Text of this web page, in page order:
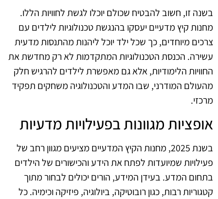
בשנה זו, חשוב להבטיח שכולם יוכלו לגשת לחוויות הללו.
מחנות קיץ מדעיים יעסקו בהנגשת טכנולוגיות לילדים עם
צרכים מיוחדים, כך שכל ילד יוכל ליהנות מהתנסות מדעית
עשירה. הכנסת הטכנולוגיות המתקדמות לא רק מחדשת את
החוויות הלימודיות, אלא גם מאפשרת לילדים להרגיש חלק
מהעולם המודרני, שבו המדע והטכנולוגיה משחקים תפקיד
מרכזי.
אופציות מגוונות בפעילויות מדעיות
בשנת 2025, מחנות הקיץ המדעיים מציעים מגוון רחב של
פעילויות שמיועדות לפתח את הידע והכישורים של הילדים
בתחום המדע. בעידן המידע, הורים יכולים לבחור מתוך
קטגוריות רבות, כגון רובוטיקה, ביולוגיה, פיזיקה וכימיה. כל